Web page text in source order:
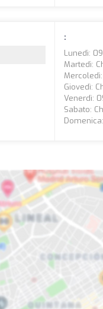
:
Lunedì:
Martedì:
Giovedì:
Venerdì:
Sabato: